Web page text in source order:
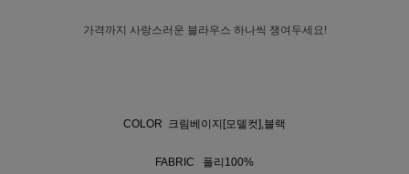
가격까지 사랑스러운 블라우스 하나씩 쟁여두세요!
COLOR 크림베이지[모델컷],블랙
FABRIC 폴리100%